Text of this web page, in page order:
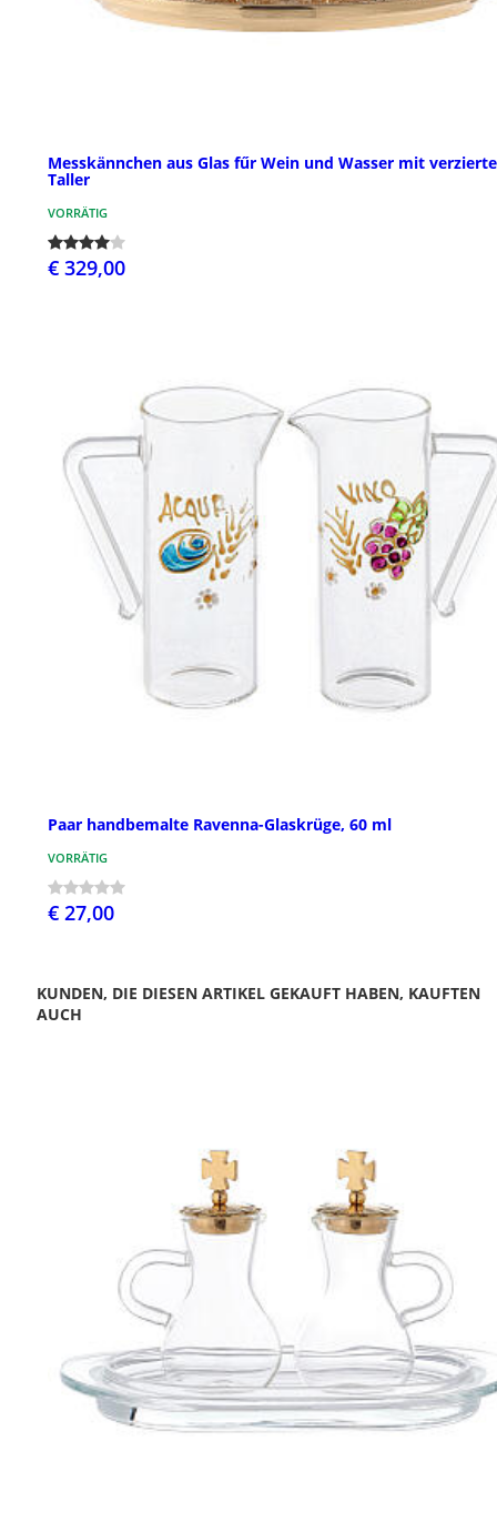
Messkännchen aus Glas fűr Wein und Wasser mit
Taller
VORRÄTIG
€ 329,00
Paar handbemalte Ravenna-Glaskrüge, 60 ml
VORRÄTIG
€ 27,00
KUNDEN, DIE DIESEN ARTIKEL GEKAUFT HABEN, KAUFTEN
AUCH